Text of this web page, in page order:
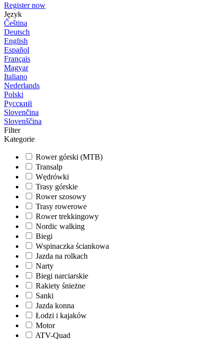
Register now
Język
Čeština
Deutsch
English
Español
Français
Magyar
Italiano
Nederlands
Polski
Русский
Slovenčina
Slovenščina
Filter
Kategorie
Rower górski (MTB)
Transalp
Wędrówki
Trasy górskie
Rower szosowy
Trasy rowerowe
Rower trekkingowy
Nordic walking
Biegi
Wspinaczka ściankowa
Jazda na rolkach
Narty
Biegi narciarskie
Rakiety śnieżne
Sanki
Jazda konna
Łodzi i kajaków
Motor
ATV-Quad